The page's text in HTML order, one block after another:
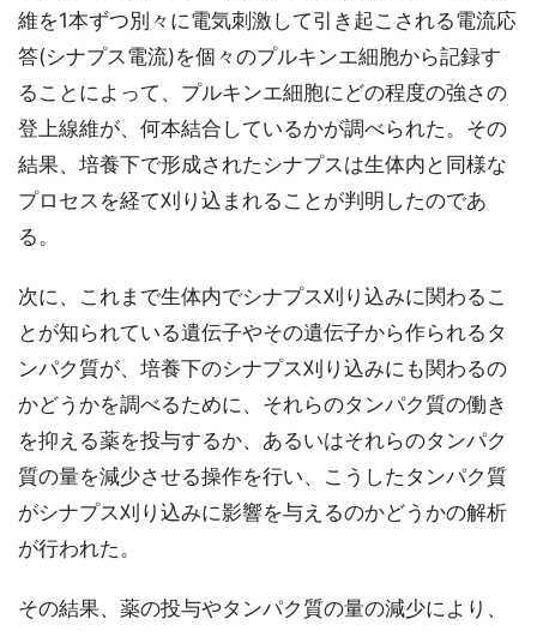
維を1本ずつ別々に電気刺激して引き起こされる電流応
答(シナプス電流)を個々のプルキンエ細胞から記録す
ることによって、プルキンエ細胞にどの程度の強さの
登上線維が、何本結合しているかが調べられた。その
結果、培養下で形成されたシナプスは生体内と同様な
プロセスを経て刈り込まれることが判明したのであ
る。
次に、これまで生体内でシナプス刈り込みに関わるこ
とが知られている遺伝子やその遺伝子から作られるタ
ンパク質が、培養下のシナプス刈り込みにも関わるの
かどうかを調べるために、それらのタンパク質の働き
を抑える薬を投与するか、あるいはそれらのタンパク
質の量を減少させる操作を行い、こうしたタンパク質
がシナプス刈り込みに影響を与えるのかどうかの解析
が行われた。
その結果、薬の投与やタンパク質の量の減少により、